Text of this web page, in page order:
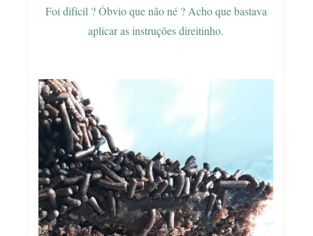
Foi difícil ? Óbvio que não né ? Acho que bastava
aplicar as instruções direitinho.